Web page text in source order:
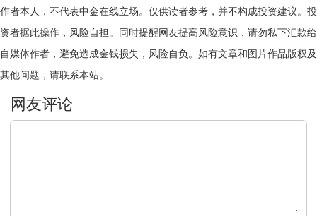
作者本人，不代表中金在线立场。仅供读者参考，并不构成投资建议。投
资者据此操作，风险自担。同时提醒网友提高风险意识，请勿私下汇款给
自媒体作者，避免造成金钱损失，风险自负。如有文章和图片作品版权及
其他问题，请联系本站。